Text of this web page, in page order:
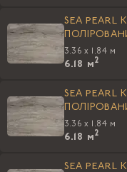
SEA PEARL
3.36 x 1.84 м
6.18 м2
SEA PEARL
3.36 x 1.84 м
6.18 м2
SEA PEARL